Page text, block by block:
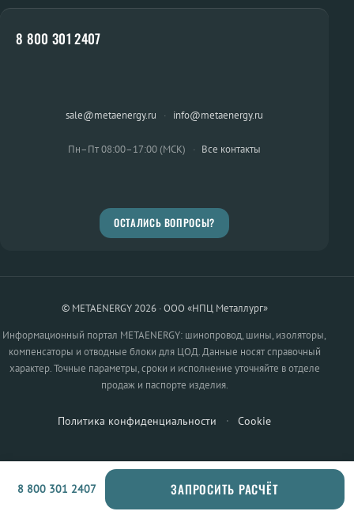
8 800 301 2407
sale@metaenergy.ru · info@metaenergy.ru
Пн–Пт 08:00–17:00 (МСК) · Все контакты
ОСТАЛИСЬ ВОПРОСЫ?
© METAENERGY 2026 · ООО «НПЦ Металлург»
Информационный портал METAENERGY: шинопровод, шины, изоляторы,
компенсаторы и отводные блоки для ЦОД. Данные носят справочный
характер. Точные параметры, сроки и исполнение уточняйте в отделе
продаж и паспорте изделия.
Политика конфиденциальности · Cookie
8 800 301 2407 ЗАПРОСИТЬ РАСЧЁТ